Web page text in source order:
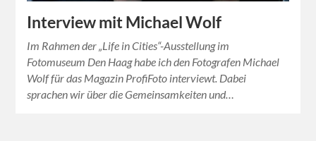
Interview mit Michael Wolf
Im Rahmen der „Life in Cities“-Ausstellung im
Fotomuseum Den Haag habe ich den Fotografen Michael
Wolf für das Magazin ProfiFoto interviewt. Dabei
sprachen wir über die Gemeinsamkeiten und…